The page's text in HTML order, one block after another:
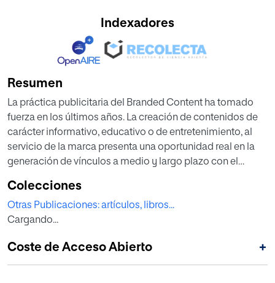
Indexadores
Resumen
La práctica publicitaria del Branded Content ha tomado
fuerza en los últimos años. La creación de contenidos de
carácter informativo, educativo o de entretenimiento, al
servicio de la marca presenta una oportunidad real en la
generación de vínculos a medio y largo plazo con el
oportunidades que tienen las marcas para pasar a formar
parte del cambio social de su tiempo comprometiéndose
con las cuestiones importantes de su época. Una
de impacto real en las vidas de los consumidores.
Colecciones
Otras Publicaciones: artículos, libros...
Cargando...
Coste de Acceso Abierto +